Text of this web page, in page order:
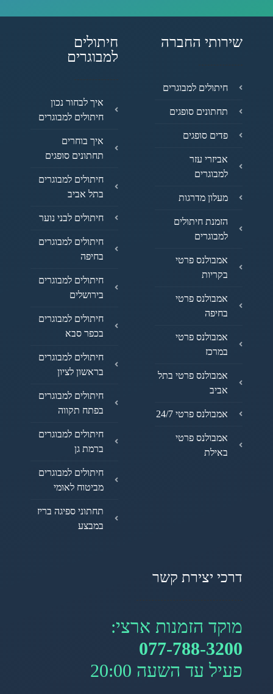
שירותי החברה
חיתולים למבוגרים
תחתונים סופגים
פדים סופגים
אביזרי עזר
למבוגרים
מעלון מדרגות
הזמנת חיתולים
למבוגרים
אמבולנס פרטי
בקריות
אמבולנס פרטי
בחיפה
אמבולנס פרטי
במרכז
אמבולנס פרטי בתל
אביב
אמבולנס פרטי 24/7
אמבולנס פרטי
באילת
חיתולים
למבוגרים
איך לבחור נכון
חיתולים למבוגרים
איך בוחרים
תחתונים סופגים
חיתולים למבוגרים
בתל אביב
חיתולים לבני נוער
חיתולים למבוגרים
בחיפה
חיתולים למבוגרים
בירושלים
חיתולים למבוגרים
בכפר סבא
חיתולים למבוגרים
בראשון לציון
חיתולים למבוגרים
בפתח תקווה
חיתולים למבוגרים
ברמת גן
חיתולים למבוגרים
מביטוח לאומי
תחתוני ספיגה בריז
במבצע
דרכי יצירת קשר
מוקד הזמנות ארצי:
077-788-3200
פעיל עד השעה 20:00